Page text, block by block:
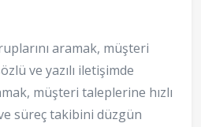
aramak, müşteri
ve yazılı iletişimde
müşteri taleplerine hızlı
süreç takibini düzgün